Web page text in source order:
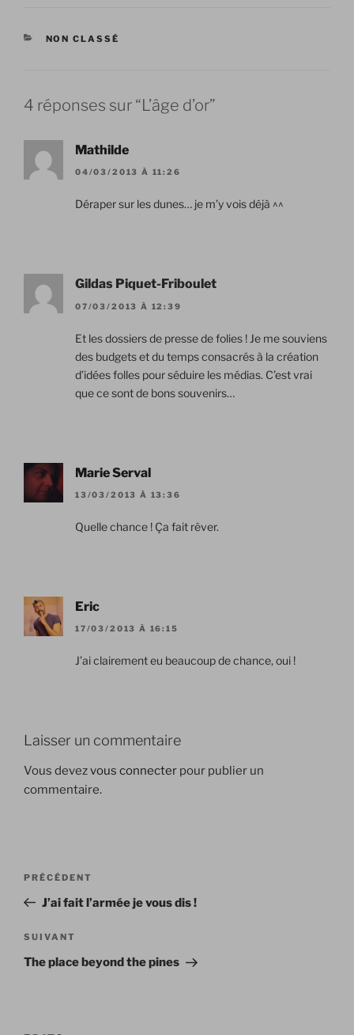
CATÉGORIES
NON CLASSÉ
4 réponses sur “L’âge d’or”
Mathilde
04/03/2013 À 11:26
Déraper sur les dunes… je m’y vois déjà ^^
Gildas Piquet-Friboulet
07/03/2013 À 12:39
Et les dossiers de presse de folies ! Je me souviens
des budgets et du temps consacrés à la création
d’idées folles pour séduire les médias. C’est vrai
que ce sont de bons souvenirs…
Marie Serval
13/03/2013 À 13:36
Quelle chance ! Ça fait rêver.
Eric
17/03/2013 À 16:15
J’ai clairement eu beaucoup de chance, oui !
Laisser un commentaire
Vous devezvous connecter pour publier un
commentaire.
Navigation
l’article
Article
précédent
PRÉCÉDENT
J’ai fait l’armée je vous dis !
Article
suivant
SUIVANT
The place beyond the pines